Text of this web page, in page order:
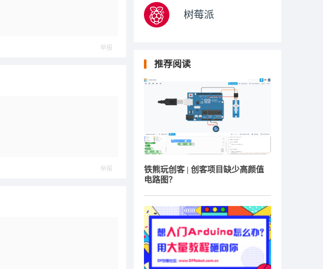
举报
举报
树莓派
推荐阅读
铁熊玩创客 | 创客项目缺少高颜值
电路图？